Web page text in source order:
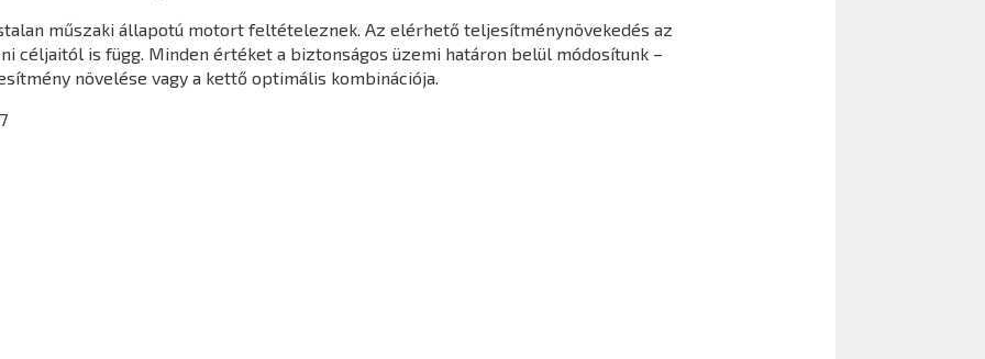
műszaki állapotú motort feltételeznek. Az elérhető teljesítménynövekedés az
céljaitól is függ. Minden értéket a biztonságos üzemi határon belül módosítunk –
növelése vagy a kettő optimális kombinációja.